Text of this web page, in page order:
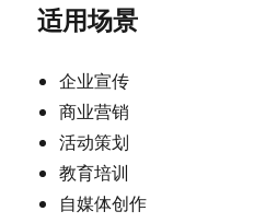
适用场景
企业宣传
商业营销
活动策划
教育培训
自媒体创作